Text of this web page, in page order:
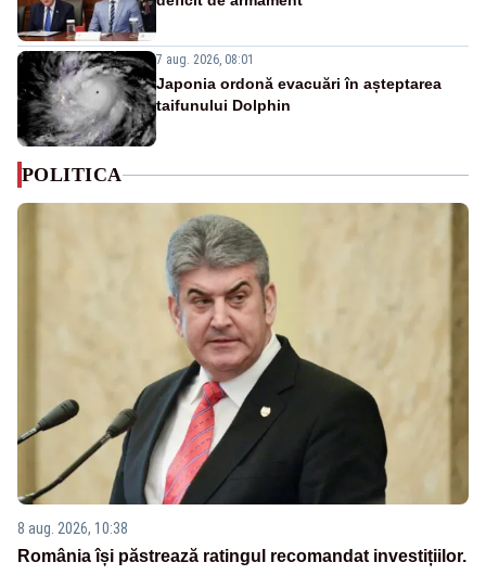
7 aug. 2026, 08:01
Japonia ordonă evacuări în așteptarea
taifunului Dolphin
POLITICA
8 aug. 2026, 10:38
România își păstrează ratingul recomandat investițiilor.